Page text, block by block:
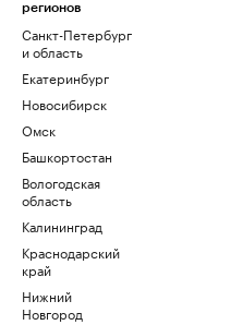
регионов
Санкт-Петербург
и область
Екатеринбург
Новосибирск
Омск
Башкортостан
Вологодская
область
Калининград
Краснодарский
край
Нижний
Новгород